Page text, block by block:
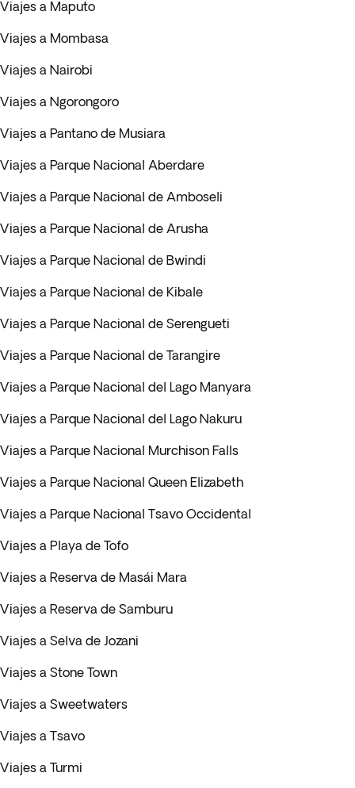
Viajes a Maputo
Viajes a Mombasa
Viajes a Nairobi
Viajes a Ngorongoro
Viajes a Pantano de Musiara
Viajes a Parque Nacional Aberdare
Viajes a Parque Nacional de Amboseli
Viajes a Parque Nacional de Arusha
Viajes a Parque Nacional de Bwindi
Viajes a Parque Nacional de Kibale
Viajes a Parque Nacional de Serengueti
Viajes a Parque Nacional de Tarangire
Viajes a Parque Nacional del Lago Manyara
Viajes a Parque Nacional del Lago Nakuru
Viajes a Parque Nacional Murchison Falls
Viajes a Parque Nacional Queen Elizabeth
Viajes a Parque Nacional Tsavo Occidental
Viajes a Playa de Tofo
Viajes a Reserva de Masái Mara
Viajes a Reserva de Samburu
Viajes a Selva de Jozani
Viajes a Stone Town
Viajes a Sweetwaters
Viajes a Tsavo
Viajes a Turmi